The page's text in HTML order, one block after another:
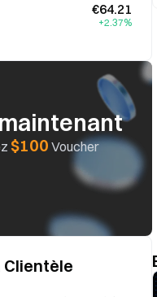
€64.21
+2.37%
$100 Voucher
Clientèle